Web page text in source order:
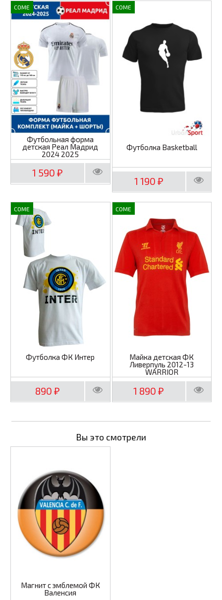
COME
Футбольная форма
детская Реал Мадрид
2024 2025
1 590 ₽
COME
Футболка Basketball
1 190 ₽
COME
Футболка ФК Интер
890 ₽
COME
Майка детская ФК
Ливерпуль 2012-13
WARRIOR
1 890₽
Вы это смотрели
Магнит с эмблемой ФК
Валенсия